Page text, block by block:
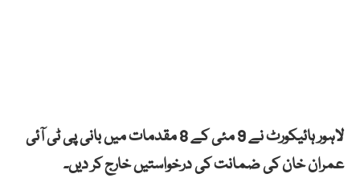
لاہور ہائیکورٹ نے 9 مئی کے 8 مقدمات میں بانی پی ٹی آئی
عمران خان کی ضمانت کی درخواستیں خارج کر دیں۔